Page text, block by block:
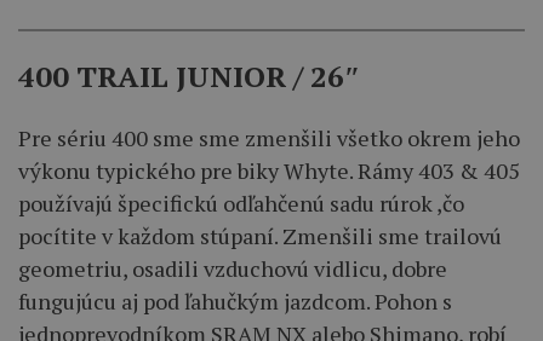
400 TRAIL JUNIOR / 26″
Pre sériu 400 sme sme zmenšili všetko okrem jeho
výkonu typického pre bikyWhyte.Rámy403 & 405
používajú špecifickú odľahčenú sadu rúrok ,čo
pocítite v každom stúpaní. Zmenšili sme trailovú
geometriu, osadili vzduchovú vidlicu, dobre
fungujúcu aj pod ľahučkým jazdcom.Pohon s
jednoprevodníkom SRAM NX alebo Shimano, robí